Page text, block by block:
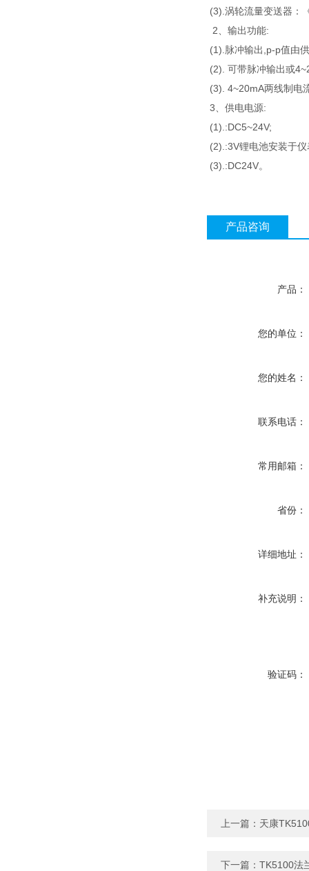
(3).涡轮流量变送器：
2、输出功能:
(1).脉冲输出,p-p值由
(2). 可带脉冲输出或
(3). 4~20mA两线制电
3、供电电源:
(1).:DC5~24V;
(2).:3V锂电池安装于
(3).:DC24V。
产品咨询
产品：
您的单位：
您的姓名：
联系电话：
常用邮箱：
省份：
详细地址：
补充说明：
验证码：
上一篇： 天康
下一篇： TK5100法